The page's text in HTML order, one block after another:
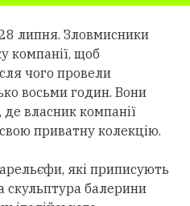
липня. Зловмисники
компанії, щоб
чого провели
восьми годин. Вони
власник компанії
приватну колекцію.
які приписують
скульптура балерини